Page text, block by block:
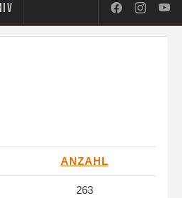
ANZAHL
263